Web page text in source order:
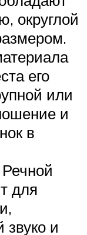
округлой
его
или
и
в
для
и